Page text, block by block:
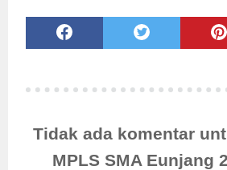
Tidak ada komentar
MPLS SMA Eunjang